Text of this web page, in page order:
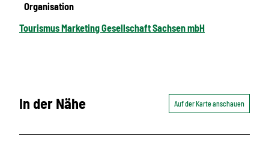
Organisation
Tourismus Marketing Gesellschaft Sachsen mbH
In der Nähe Auf der Karte anschauen